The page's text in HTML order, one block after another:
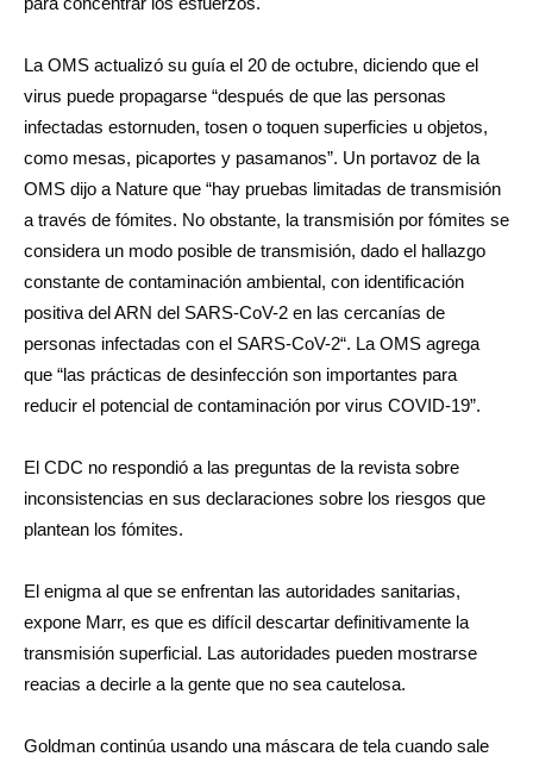
La OMS actualizó su guía el 20 de octubre, diciendo que el
virus puede propagarse “después de que las personas
infectadas estornuden, tosen o toquen superficies u objetos,
como mesas, picaportes y pasamanos”. Un portavoz de la
OMS dijo a Nature que “hay pruebas limitadas de transmisión
a través de fómites. No obstante, la transmisión por fómites se
considera un modo posible de transmisión, dado el hallazgo
constante de contaminación ambiental, con identificación
positiva del ARN del SARS-CoV-2 en las cercanías de
personas infectadas con el SARS-CoV-2“. La OMS agrega
que “las prácticas de desinfección son importantes para
reducir el potencial de contaminación por virus COVID-19”.
El CDC no respondió a las preguntas de la revista sobre
inconsistencias en sus declaraciones sobre los riesgos que
plantean los fómites.
El enigma al que se enfrentan las autoridades sanitarias,
expone Marr, es que es difícil descartar definitivamente la
transmisión superficial. Las autoridades pueden mostrarse
reacias a decirle a la gente que no sea cautelosa.
Goldman continúa usando una máscara de tela cuando sale